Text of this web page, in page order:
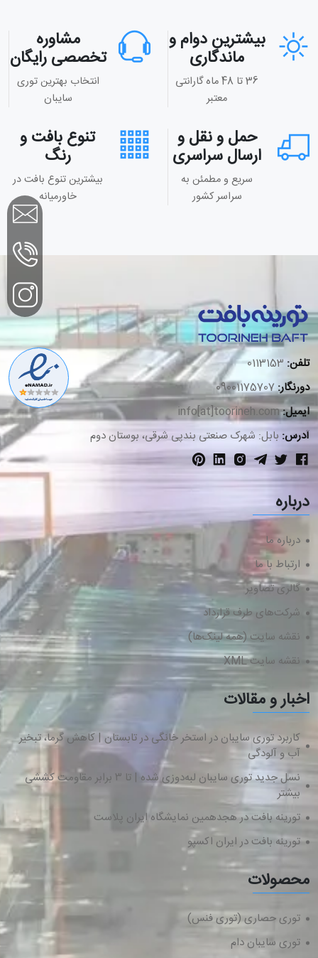
بیشترین دوام و
ماندگاری
36 تا 48 ماه گارانتی
معتبر
مشاوره
تخصصی رایگان
انتخاب بهترین توری
سایبان
حمل و نقل و
ارسال سراسری
سریع و مطمئن به
سراسر کشور
تنوع بافت و
رنگ
بیشترین تنوع بافت در
خاورمیانه
تلفن: 0113153
دورنگار:09001175707
ایمیل:info[at]toorineh.com
آدرس: بابل: شهرک صنعتی بندپی شرقی، بوستان دوم
درباره
درباره ما
ارتباط با ما
گالری تصاویر
شرکت‌های طرف قرارداد
نقشه سایت (همه لینک‌ها)
نقشه سایت XML
اخبار و مقالات
کاربرد توری سایبان در استخر خانگی در تابستان | کاهش گرما، تبخیر
آب و آلودگی
نسل جدید توری سایبان لبه‌دوزی شده | تا ۳ برابر مقاومت کششی
بیشتر
تورینه بافت در هجدهمین نمایشگاه ایران پلاست
تورینه بافت در ایران اکسپو
محصولات
توری حصاری (توری فنس)
توری سایبان دام